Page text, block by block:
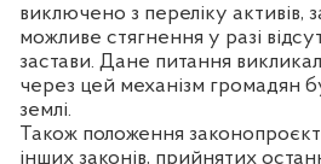
виключено з переліку активів,
можливе стягнення у разі
застави. Дане питання
через цей механізм громадян
землі.
Також положення
інших законів, прийнятих